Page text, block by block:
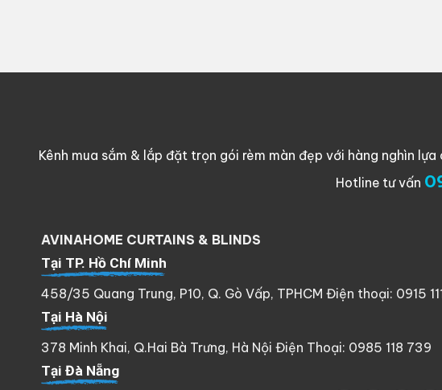
Kênh mua sắm & lắp đặt trọn gói rèm màn đẹp với hàng nghìn
Hotline tư vấn
AVINAHOME CURTAINS & BLINDS
Tại TP. Hồ Chí Minh
458/35 Quang Trung, P10, Q. Gò Vấp, TPHCM Điện thoại: 0915
Tại Hà Nội
378 Minh Khai, Q.Hai Bà Trưng, Hà Nội Điện Thoại: 0985 118 739
Tại Đà Nẵng